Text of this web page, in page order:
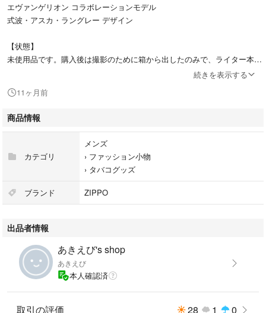
エヴァンゲリオン コラボレーションモデル
式波・アスカ・ラングレー デザイン
【状態】
未使用品です。購入後は撮影のために箱から出したのみで、ライター本体
はビニールに入ったままの状態です。外箱・中ケース・本体すべて揃って
【仕様】
• Genuine Zippo Lighter（正規品）
• キャラクター：式波・アスカ・ラングレー
• 限定コラボデザイン、コレクターアイテムとしても最適
【おすすめポイント】
エヴァンゲリオンファン必見のアスカデザインZIPPO。未使用・箱付きの
• オイルは含まれておりません（安全のため、発送時は空の状態です）。
• 未使用品ですが、自宅保管品のため神経質な方はご遠慮ください。
続きを表示する
11ヶ月前
商品情報
カテゴリ
メンズ
› ファッション小物
› タバコグッズ
ブランド ZIPPO
出品者情報
あきえび's shop
あきえび
本人確認済
取引の評価 28 1 0